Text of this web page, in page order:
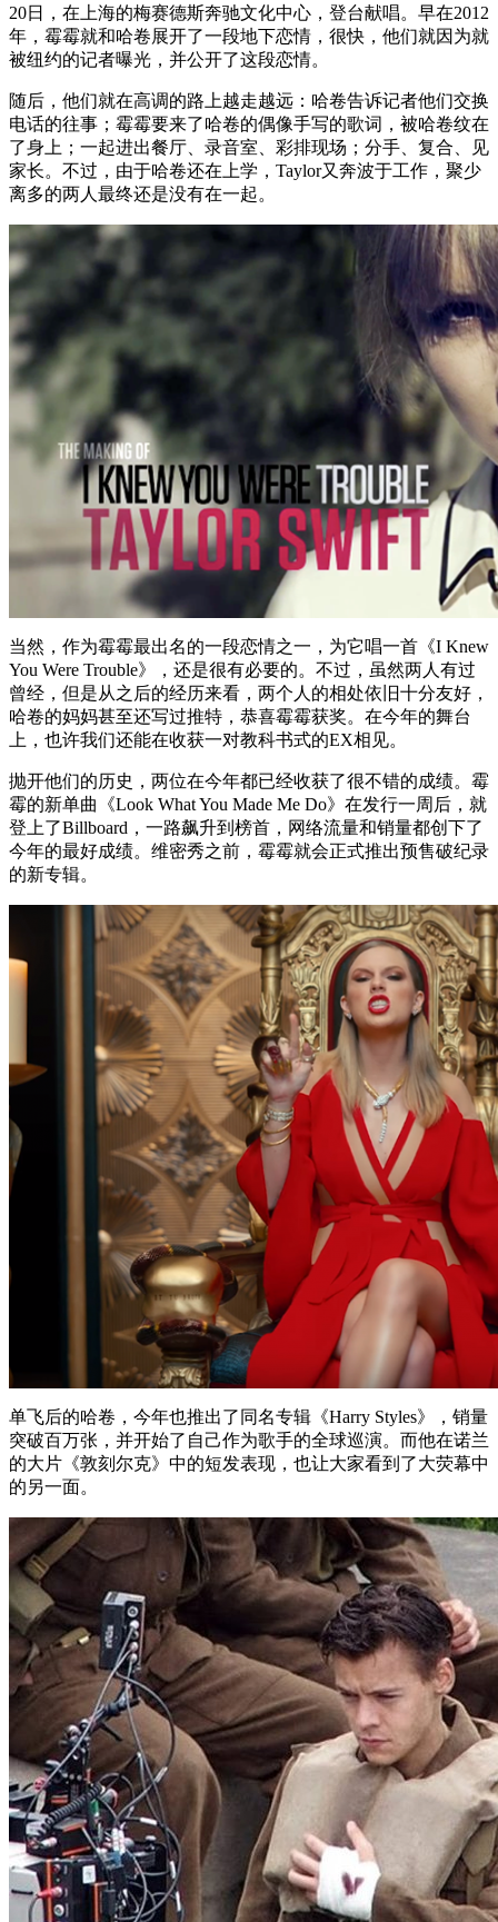
20日，在上海的梅赛德斯奔驰文化中心，登台献唱。早在2012
年，霉霉就和哈卷展开了一段地下恋情，很快，他们就因为就
被纽约的记者曝光，并公开了这段恋情。
随后，他们就在高调的路上越走越远：哈卷告诉记者他们交换
电话的往事；霉霉要来了哈卷的偶像手写的歌词，被哈卷纹在
了身上；一起进出餐厅、录音室、彩排现场；分手、复合、见
家长。不过，由于哈卷还在上学，Taylor又奔波于工作，聚少
离多的两人最终还是没有在一起。
当然，作为霉霉最出名的一段恋情之一，为它唱一首《I Knew
You Were Trouble》，还是很有必要的。不过，虽然两人有过
曾经，但是从之后的经历来看，两个人的相处依旧十分友好，
哈卷的妈妈甚至还写过推特，恭喜霉霉获奖。在今年的舞台
上，也许我们还能在收获一对教科书式的EX相见。
抛开他们的历史，两位在今年都已经收获了很不错的成绩。霉
霉的新单曲《Look What You Made Me Do》在发行一周后，就
登上了Billboard，一路飙升到榜首，网络流量和销量都创下了
今年的最好成绩。维密秀之前，霉霉就会正式推出预售破纪录
的新专辑。
单飞后的哈卷，今年也推出了同名专辑《Harry Styles》，销量
突破百万张，并开始了自己作为歌手的全球巡演。而他在诺兰
的大片《敦刻尔克》中的短发表现，也让大家看到了大荧幕中
的另一面。